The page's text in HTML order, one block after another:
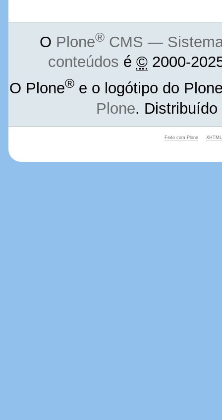
O Plone®CMS — Sistema
conteúdos é ©2000-
O Plone® e o logótipo do
Plone.
Feito com Plone